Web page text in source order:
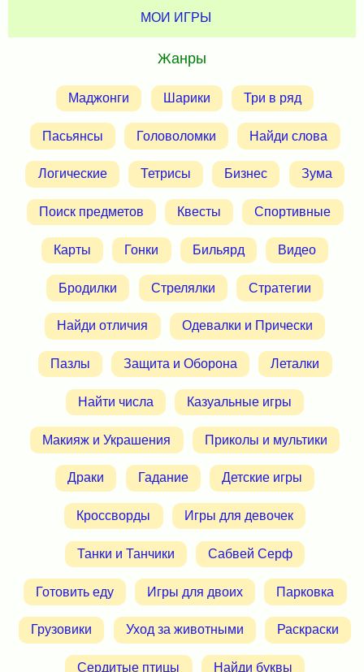
МОИ ИГРЫ
Жанры
Маджонги Шарики Три в ряд
Пасьянсы Головоломки Найди слова
Логические Тетрисы Бизнес Зума
Поиск предметов Квесты Спортивные
Карты Гонки Бильярд Видео
Бродилки Стрелялки Стратегии
Найди отличия Одевалки и Прически
Пазлы Защита и Оборона Леталки
Найти числа Казуальные игры
Макияж и Украшения Приколы и мультики
Драки Гадание Детские игры
Кроссворды Игры для девочек
Танки и Танчики Сабвей Серф
Готовить еду Игры для двоих Парковка
Грузовики Уход за животными Раскраски
Сердитые птицы Найди буквы